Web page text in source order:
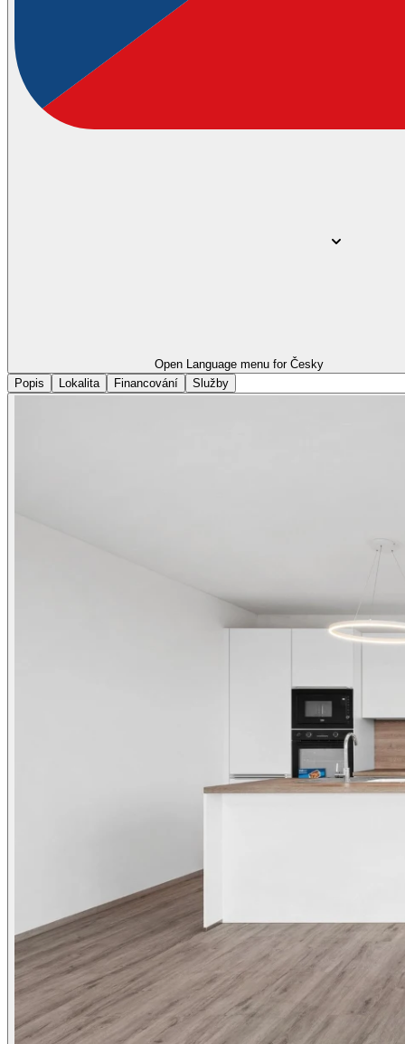
Open Language menu for Česky
Popis
Lokalita Financování Služby